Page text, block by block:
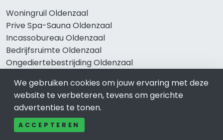
Woningruil Oldenzaal
Prive Spa-Sauna Oldenzaal
Incassobureau Oldenzaal
Bedrijfsruimte Oldenzaal
Ongediertebestrijding Oldenzaal
We gebruiken cookies om jouw ervaring met deze
website te verbeteren, tevens om gerichte
advertenties te tonen.
ACCEPTEREN